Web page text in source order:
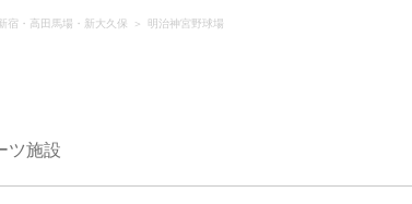
宿・高田馬場・新大久保 明治神宮野球場
ツ施設